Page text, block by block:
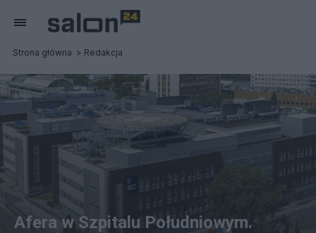
Strona główna Redakcja
Afera w Szpitalu Południowym.